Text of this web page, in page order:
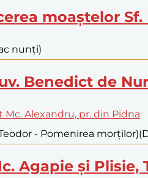
moaștelor
nunți)
Benedict de
Mc. Alexandru, pr. din Pidna
- Pomenirea morților)
Agapie și Plisie,